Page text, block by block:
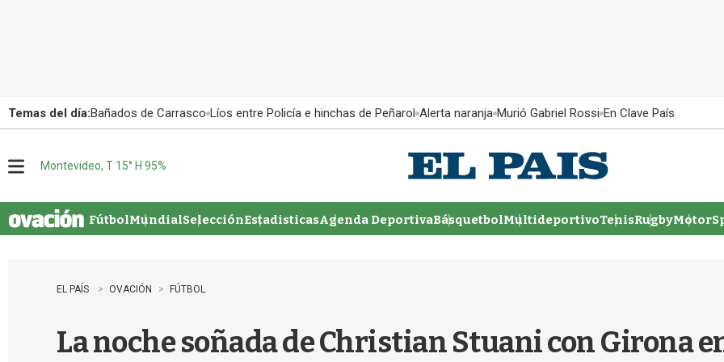
Temas del día:Bañados de Carrasco Líos entre Policía e hinchas de Peñarol Alerta naranja Murió Gabriel Rossi En Clave País
u
Montevideo, T 15° H 95%
FútbolMundialSelecciónEstadisticasAgenda DeportivaBásquetbolMultideportivoTenisRugby
EL PAÍS OVACIÓN FÚTBOL
La noche soñada de Christian Stuani con Girona